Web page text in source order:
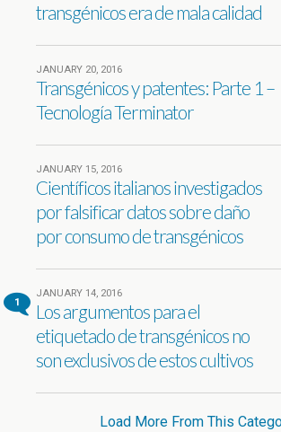
transgénicos era de mala calidad
JANUARY 20, 2016
Transgénicos y patentes: Parte 1 –
Tecnología Terminator
JANUARY 15, 2016
Científicos italianos investigados
por falsificar datos sobre daño
por consumo de transgénicos
1
JANUARY 14, 2016
Los argumentos para el
etiquetado de transgénicos no
son exclusivos de estos cultivos
Load More From This